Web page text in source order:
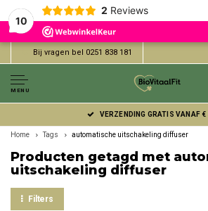
10
2 Reviews
Bij vragen bel 0251 838 181
MENU
VERZENDING GRATIS VANAF €
Home Tags automatische uitschakeling diffuser
Producten getagd met
uitschakeling diffuser
Filters